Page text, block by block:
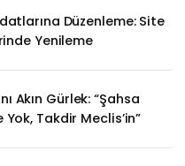
Düzenleme: Site
Yenileme
Akın Gürlek: “Şahsa
Takdir Meclis’in”